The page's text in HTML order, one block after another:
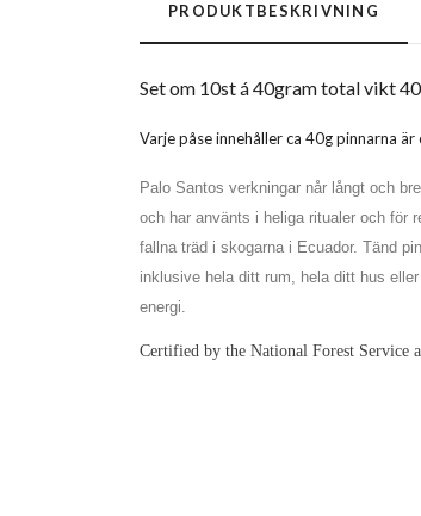
PRODUKTBESKRIVNING
Set om 10st á 40gram total vikt
Varje påse innehåller ca 40g pinnarna
Palo Santos verkningar når långt och
och har använts i heliga ritualer och för
fallna träd i skogarna i Ecuador. Tänd
inklusive hela ditt rum, hela ditt hus
energi.
Certified by the National Forest Service